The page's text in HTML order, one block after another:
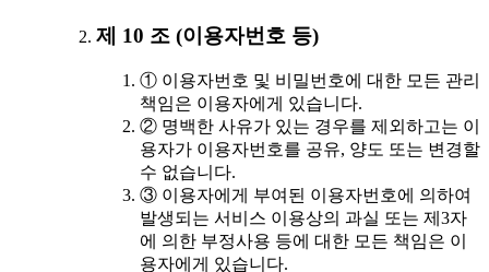
제 10 조 (이용자번호 등)
① 이용자번호 및 비밀번호에 대한 모든 관리
책임은 이용자에게 있습니다.
② 명백한 사유가 있는 경우를 제외하고는 이
용자가 이용자번호를 공유, 양도 또는 변경할
수 없습니다.
③ 이용자에게 부여된 이용자번호에 의하여
발생되는 서비스 이용상의 과실 또는 제3자
에 의한 부정사용 등에 대한 모든 책임은 이
용자에게 있습니다.